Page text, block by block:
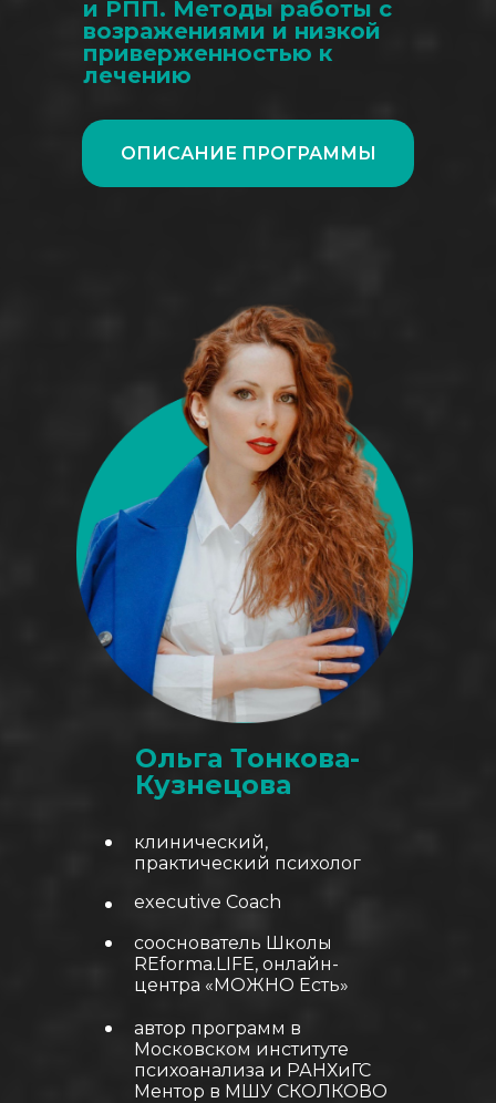
и РПП. Методы работы с
возражениями и низкой
приверженностью к
лечению
Ольга Тонкова-
Кузнецова
клинический,
практический психолог
автор программ в
Московском институте
психоанализа и РАНХиГС
Ментор в МШУ СКОЛКОВО
executive Coach
сооснователь Школы
REforma.LIFE, онлайн-
центра «МОЖНО Есть»
ОПИСАНИЕ ПРОГРАММЫ